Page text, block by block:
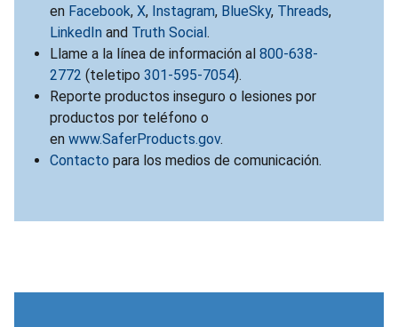
en Facebook, X, Instagram, BlueSky, Threads,
LinkedIn and Truth Social .
Llame a la línea de información al 800-638-
2772 (teletipo 301-595-7054).
Reporte productos inseguro o lesiones por
productos por teléfono o
en www.SaferProducts.gov.
Contacto para los medios de comunicación.